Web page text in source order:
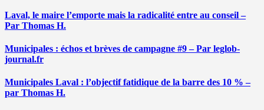
Laval, le maire l’emporte mais la radicalité entre au conseil –
Par Thomas H.
Municipales : échos et brèves de campagne #9 – Par leglob-
journal.fr
Municipales Laval : l’objectif fatidique de la barre des 10 % –
par Thomas H.